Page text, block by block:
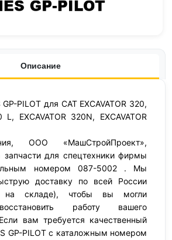
Описание
PILOT для CAT EXCAVATOR 320,
L, EXCAVATOR 320N, EXCAVATOR
ООО «МашСтройПроект»,
запчасти для спецтехники фирмы
номером 087-5002 . Мы
доставку по всей России
на складе), чтобы вы могли
работу вашего
вам требуется качественный
GP-PILOT с каталожным номером